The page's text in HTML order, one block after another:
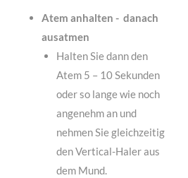
Atem anhalten - danach
ausatmen
Halten Sie dann den
Atem 5 – 10 Sekunden
oder so lange wie noch
angenehm an und
nehmen Sie gleichzeitig
den Vertical-Haler aus
dem Mund.